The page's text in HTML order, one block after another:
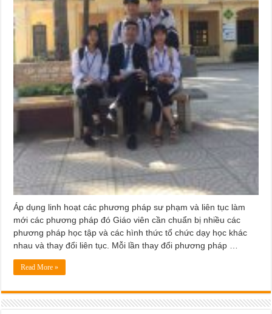
Áp dụng linh hoạt các phương pháp sư phạm và liên tục làm
mới các phương pháp đó Giáo viên cần chuẩn bị nhiều các
phương pháp học tập và các hình thức tổ chức dạy học khác
nhau và thay đổi liên tục. Mỗi lần thay đổi phương pháp …
Read More »